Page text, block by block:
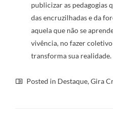
publicizar as pedagogias
das encruzilhadas e da
aquela que não se
vivência, no fazer
transforma sua realidade.
Posted in Destaque,Gira